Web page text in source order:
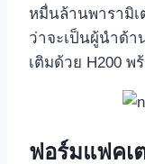
หมื่นล้านพารามิเ
ว่าจะเป็นผู้นำด้า
เติมด้วย H200
ฟอร์มแฟคเ